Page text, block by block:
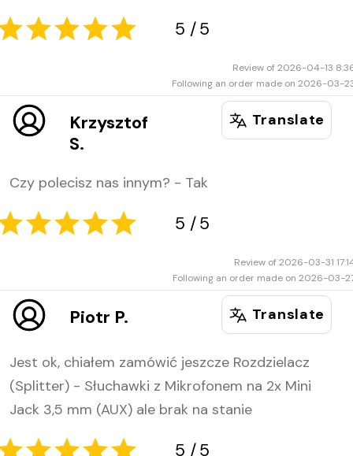
5
Review of 2026-04-13
Following an order made on 2026-03-
Krzysztof
S.
Translate
Czy polecisz nas innym? - Tak
Review of 2026-03-31
Following an order made on 2026-03-
Piotr P. Translate
Jest ok, chiałem zamówić jeszcze Rozdzielacz
(Splitter) - Słuchawki z Mikrofonem na 2x Mini
Jack 3,5 mm (AUX) ale brak na stanie